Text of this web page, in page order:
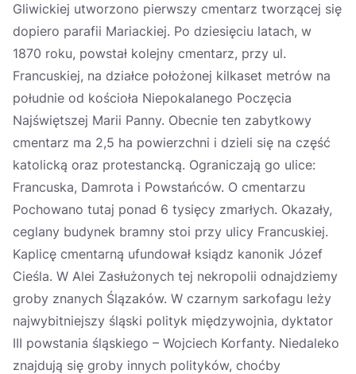
Gliwickiej utworzono pierwszy cmentarz tworzącej się
dopiero parafii Mariackiej. Po dziesięciu latach, w
1870 roku, powstał kolejny cmentarz, przy ul.
Francuskiej, na działce położonej kilkaset metrów na
południe od kościoła Niepokalanego Poczęcia
Najświętszej Marii Panny. Obecnie ten zabytkowy
cmentarz ma 2,5 ha powierzchni i dzieli się na część
katolicką oraz protestancką. Ograniczają go ulice:
Francuska, Damrota i Powstańców. O cmentarzu
Pochowano tutaj ponad 6 tysięcy zmarłych. Okazały,
ceglany budynek bramny stoi przy ulicy Francuskiej.
Kaplicę cmentarną ufundował ksiądz kanonik Józef
Cieśla. W Alei Zasłużonych tej nekropolii odnajdziemy
groby znanych Ślązaków. W czarnym sarkofagu leży
najwybitniejszy śląski polityk międzywojnia, dyktator
III powstania śląskiego – Wojciech Korfanty. Niedaleko
znajdują się groby innych polityków, choćby